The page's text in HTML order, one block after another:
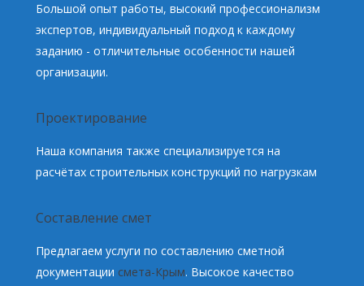
Большой опыт работы, высокий профессионализм
экспертов, индивидуальный подход к каждому
заданию - отличительные особенности нашей
организации.
Проектирование
Наша компания также специализируется на
расчётах строительных конструкций по нагрузкам
Составление смет
Предлагаем услуги по составлению сметной
документации смета-Крым. Высокое качество